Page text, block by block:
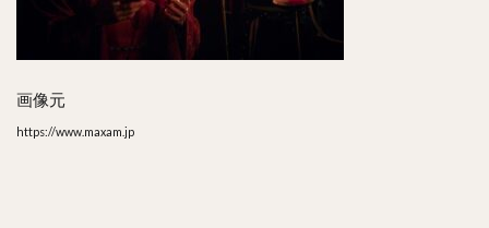
画像元
https://www.maxam.jp